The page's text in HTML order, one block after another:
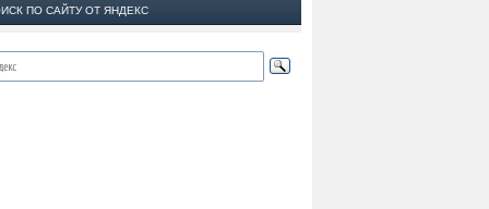
ПО САЙТУ ОТ ЯНДЕКС